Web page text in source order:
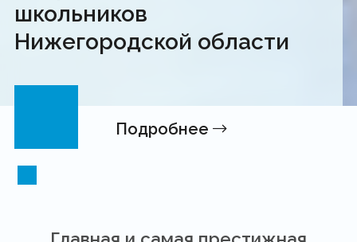
школьников
Нижегородской области
Подробнее